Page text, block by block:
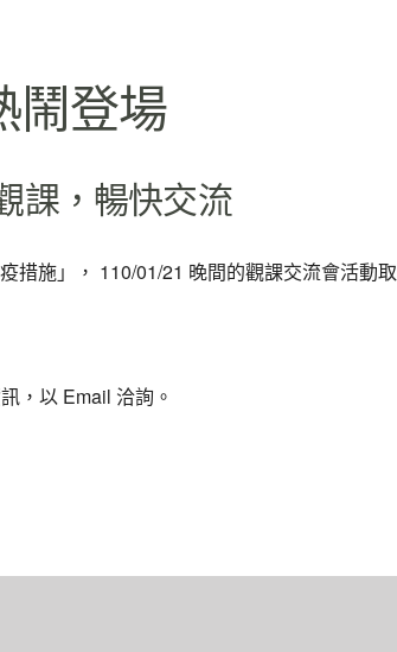
鬧登場
課，暢快交流
措施」， 110/01/21 晚間的觀課交流會活動取
，以 Email 洽詢。